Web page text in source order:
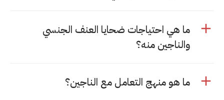
ما هي احتياجات ضحايا العنف الجنسي
والناجين منه؟
ما هو منهج التعامل مع الناجين؟